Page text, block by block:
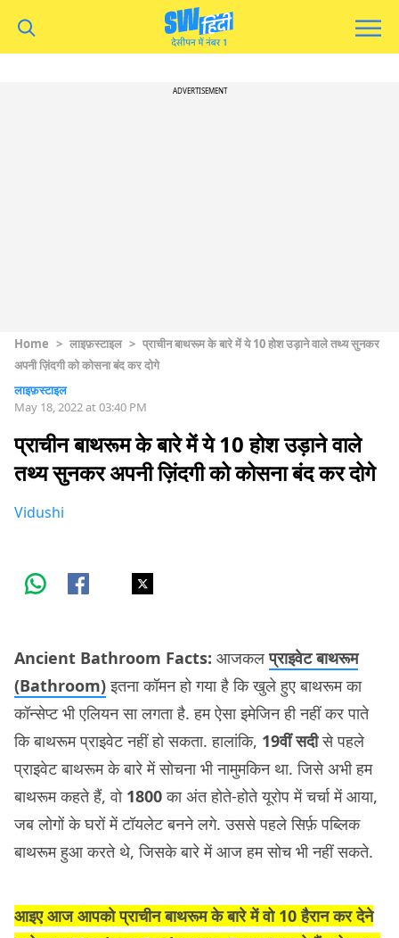
ADVERTISEMENT
Home > लाइफ़स्टाइल > प्राचीन बाथरूम के बारे में ये 10 होश उड़ाने वाले तथ्य सुनकर
अपनी ज़िंदगी को कोसना बंद कर दोगे
लाइफ़स्टाइल
May 18, 2022 at 03:40 PM
प्राचीन बाथरूम के बारे में ये 10 होश उड़ाने वाले
तथ्य सुनकर अपनी ज़िंदगी को कोसना बंद कर दोगे
Vidushi
Ancient Bathroom Facts: आजकलप्राइवेट बाथरूम
(Bathroom)इतना कॉमन हो गया है कि खुले हुए बाथरूम का
कॉन्सेप्ट भी एलियन सा लगता है. हम ऐसा इमेजिन ही नहीं कर पाते
कि बाथरूम प्राइवेट नहीं हो सकता. हालांकि, 19वीं सदीसे पहले
प्राइवेट बाथरूम के बारे में सोचना भी नामुमकिन था. जिसे अभी हम
बाथरूम कहते हैं, वो1800का अंत होते-होते यूरोप में चर्चा में आया,
जब लोगों के घरों में टॉयलेट बनने लगे. उससे पहले सिर्फ़ पब्लिक
बाथरूम हुआ करते थे, जिसके बारे में आज हम सोच भी नहीं सकते.
आइए आज आपको प्राचीन बाथरूम के बारे में वो 10 हैरान कर देने